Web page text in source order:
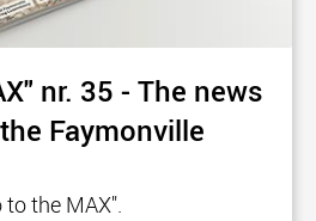
nr. 35 - The news
Faymonville
to the MAX".